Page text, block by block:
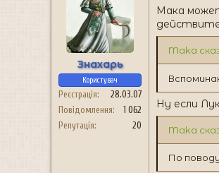
е
н
Знахарь
Користувач
Реєстрація
28.03.07
Повідомлення
1 062
Репутація
20
Мака
Maka
Ну если
Maka
По